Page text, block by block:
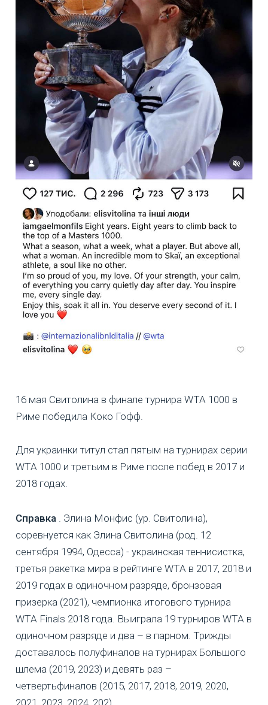
16 мая Свитолина в финале турнира WTA 1000 в
Риме победила Коко Гофф.
Для украинки титул стал пятым на турнирах серии
WTA 1000 и третьим в Риме после побед в 2017 и
2018 годах.
Справка . Элина Монфис (ур. Свитолина),
соревнуется как Элина Свитолина (род. 12
сентября 1994, Одесса) - украинская теннисистка,
третья ракетка мира в рейтинге WTA в 2017, 2018 и
2019 годах в одиночном разряде, бронзовая
призерка (2021), чемпионка итогового турнира
WTA Finals 2018 года. Выиграла 19 турниров WTA в
одиночном разряде и два – в парном. Трижды
доставалось полуфиналов на турнирах Большого
шлема (2019, 2023) и девять раз –
четвертьфиналов (2015, 2017, 2018, 2019, 2020,